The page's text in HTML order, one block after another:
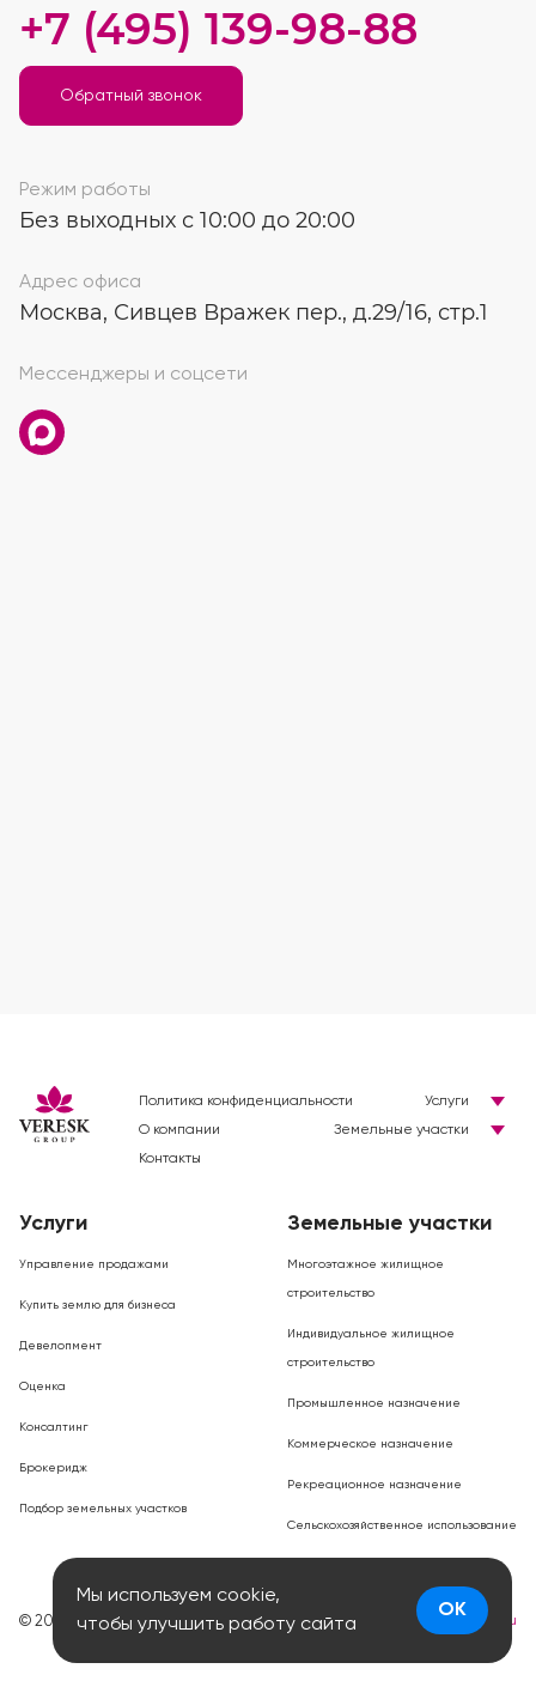
+7 (495) 139-98-88
Обратный звонок
Режим работы
Без выходных с 10:00 до 20:00
Адрес офиса
Москва, Сивцев Вражек пер., д.29/16, стр.1
Мессенджеры и соцсети
Услуги
Земельные участки
О компании
Контакты
Политика конфиденциальности
Услуги
Управление продажами
Купить землю для бизнеса
Девелопмент
Оценка
Консалтинг
Брокеридж
Подбор земельных участков
Земельные участки
Многоэтажное жилищное
строительство
Индивидуальное жилищное
строительство
Промышленное назначение
Коммерческое назначение
Рекреационное назначение
Сельскохозяйственное использование
© 2026 Разработка сайта smartlab.ru
Мы используем cookie,
чтобы улучшить работу сайта
OK